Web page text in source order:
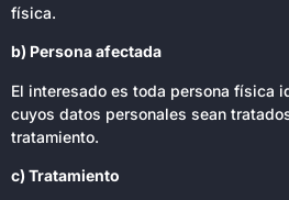
física.
b) Persona afectada
El interesado es toda persona física
cuyos datos personales sean
tratamiento.
c) Tratamiento